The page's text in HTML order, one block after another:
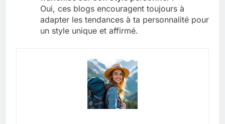
Oui, ces blogs encouragent toujours à
adapter les tendances à ta personnalité pour
un style unique et affirmé.